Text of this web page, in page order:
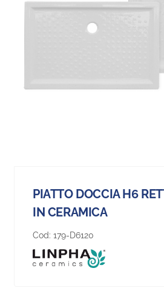
PIATTO DOCCIA H6
IN CERAMICA
Cod: 179-D6120